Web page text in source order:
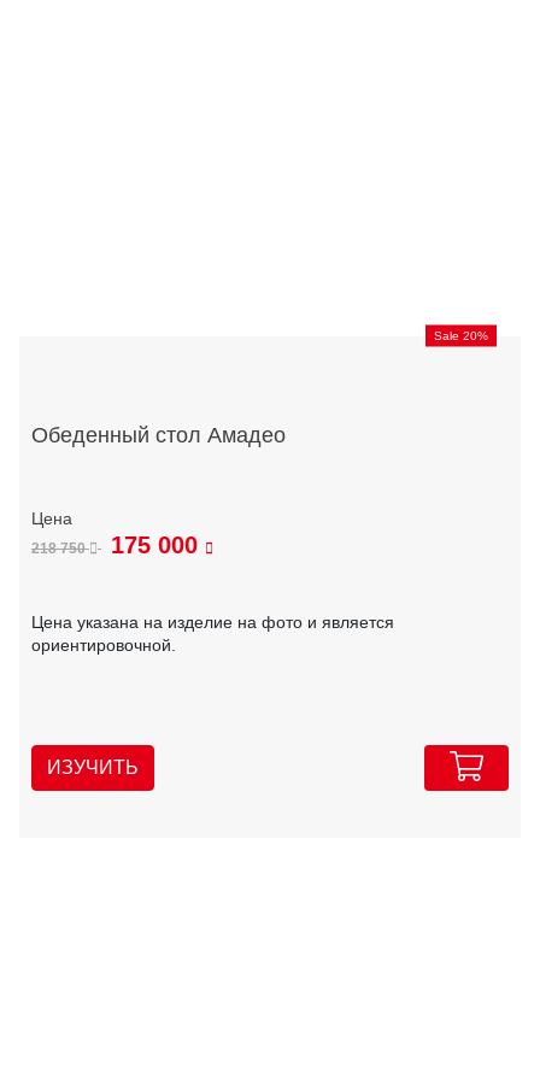
Sale 20%
Обеденный стол Амадео
218 750 175 000
Цена указана на изделие на фото и является
ориентировочной.
ИЗУЧИТЬ